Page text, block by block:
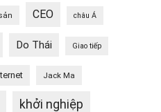
CEO châu Á
Do Thái Giao tiếp
Jack Ma
khởi nghiệp